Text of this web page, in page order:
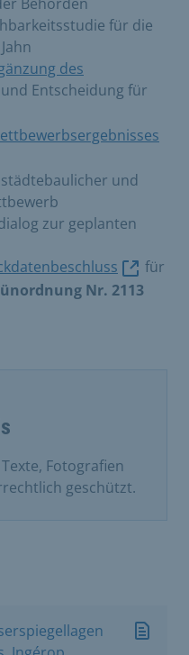
Behörden
für die
des
und Entscheidung für
und
zur geplanten
für
Nr. 2113
Fotografien
geschützt.